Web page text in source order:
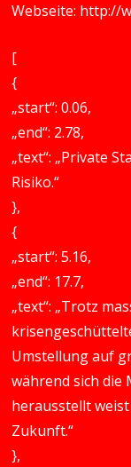
Webseite: http://
[
{
„start“: 0.06,
„end“: 2.78,
„text“: „Private
Risiko.“
},
{
„start“: 5.16,
„end“: 17.7,
„text“: „Trotz
Umstellung auf
während sich die
herausstellt
Zukunft.“
},